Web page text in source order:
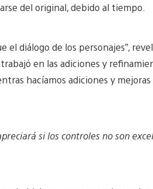
del original, debido al tiempo.
el diálogo de los personajes”,
en las adiciones y
hacíamos adiciones y mejoras
si los controles no son